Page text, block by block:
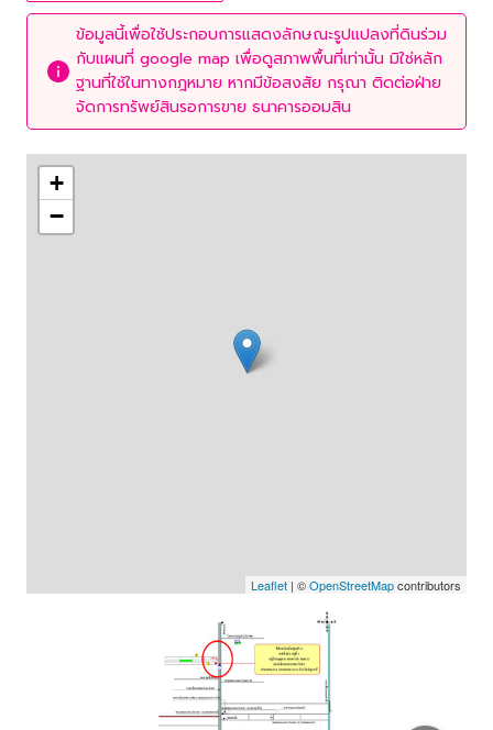
ข้อมูลนี้เพื่อใช้ประกอบการแสดงลักษณะรูปแปลงที่ดินร่วม
กับแผนที่ google map เพื่อดูสภาพพื้นที่เท่านั้น มิใช่หลัก
ฐานที่ใช้ในทางกฎหมาย หากมีข้อสงสัย กรุณา ติดต่อฝ่าย
จัดการทรัพย์สินรอการขาย ธนาคารออมสิน
+
−
Leaflet | ©OpenStreetMapcontributors